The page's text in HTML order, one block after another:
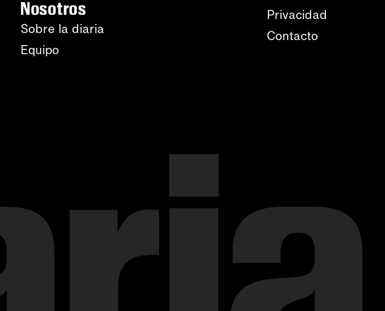
Nosotros
Sobre la diaria
Equipo
Privacidad
Contacto